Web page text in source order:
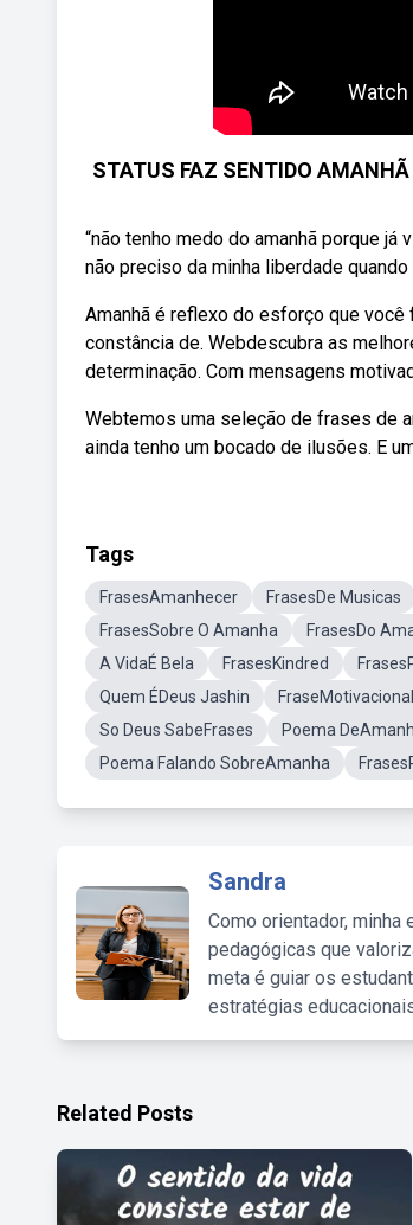
STATUS FAZ SENTIDO
“não tenho medo do amanhã porque já
não preciso da minha liberdade
Amanhã é reflexo do esforço que
constância de. Webdescubra as
determinação. Com mensagens
Webtemos uma seleção de frases de
ainda tenho um bocado de ilusões. E
Tags
FrasesAmanhecer FrasesDe Musicas
FrasesSobre O Amanha
FrasesDo
A VidaÉ Bela
FrasesKindred
Quem ÉDeus Jashin
So Deus SabeFrases
Poema
Poema Falando SobreAmanha
Sandra
Como orientador,
pedagógicas que
meta é guiar os
estratégias
Related Posts